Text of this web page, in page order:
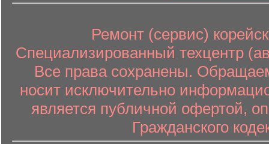
Ремонт (сервис)
Специализированный техцентр
Все права сохранены.
носит исключительно
является публичной офертой,
Гражданского